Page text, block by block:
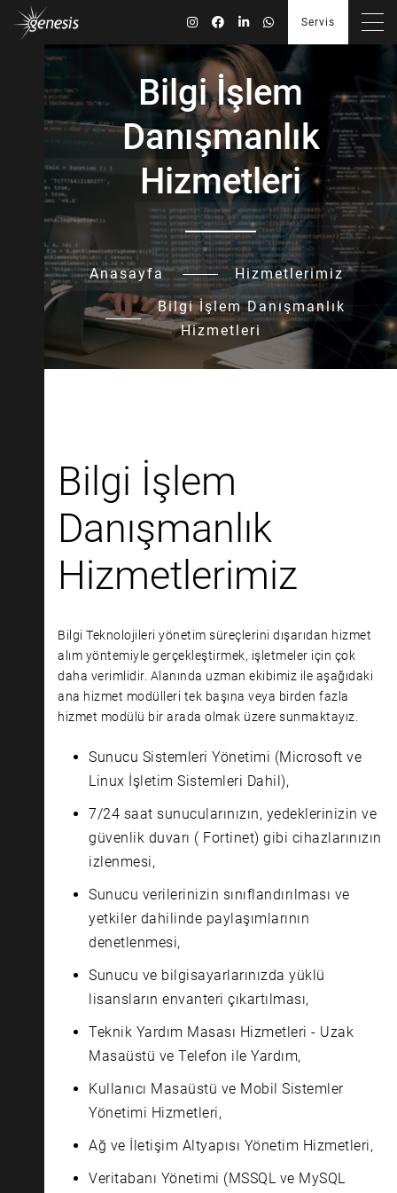
Servis
Bilgi İşlem
Danışmanlık
Hizmetleri
Anasayfa
Hizmetlerimiz
Bilgi İşlem Danışmanlık
Hizmetleri
Bilgi İşlem
Danışmanlık
Hizmetlerimiz
Bilgi Teknolojileri yönetim süreçlerini dışarıdan hizmet
alım yöntemiyle gerçekleştirmek, işletmeler için çok
daha verimlidir. Alanında uzman ekibimiz ile aşağıdaki
ana hizmet modülleri tek başına veya birden fazla
hizmet modülü bir arada olmak üzere sunmaktayız.
Sunucu Sistemleri Yönetimi (Microsoft ve
Linux İşletim Sistemleri Dahil),
7/24 saat sunucularınızın, yedeklerinizin ve
güvenlik duvarı ( Fortinet) gibi cihazlarınızın
izlenmesi,
Sunucu verilerinizin sınıflandırılması ve
yetkiler dahilinde paylaşımlarının
denetlenmesi,
Sunucu ve bilgisayarlarınızda yüklü
lisansların envanteri çıkartılması,
Teknik Yardım Masası Hizmetleri - Uzak
Masaüstü ve Telefon ile Yardım,
Kullanıcı Masaüstü ve Mobil Sistemler
Yönetimi Hizmetleri,
Ağ ve İletişim Altyapısı Yönetim Hizmetleri,
Veritabanı Yönetimi (MSSQL ve MySQL